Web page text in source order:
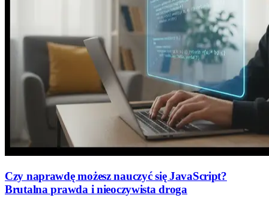
Czy naprawdę możesz nauczyć się JavaScript?
Brutalna prawda i nieoczywista droga